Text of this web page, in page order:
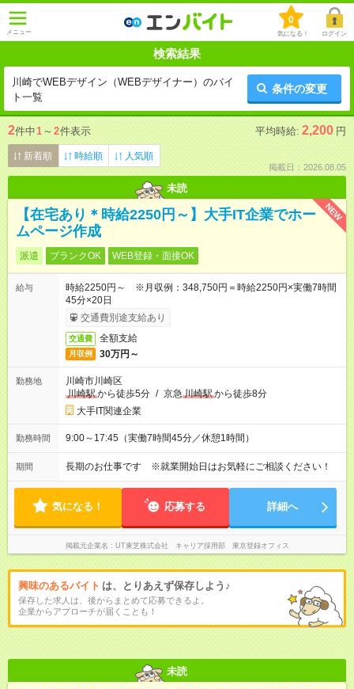
メニュー
0
気になる！ ログイン
検索結果
川崎でWEBデザイン（WEBデザイナー）のバイ
ト一覧
条件の変更
2件中1 ～ 2件表示 平均時給: 2,200 円
新着順 時給順 人気順
掲載日：2026.08.05
未読
NEW
【在宅あり＊時給2250円～】大手IT企業でホー
ムページ作成
派遣 ブランクOK WEB登録・面接OK
給与
時給2250円～ ※月収例：348,750円＝時給2250円×実働7時間
45分×20日
交通費別途支給あり
交通費 全額支給
月収例 30万円～
勤務地
川崎市川崎区
川崎駅から徒歩5分 / 京急 川崎駅から徒歩8分
大手IT関連企業
勤務時間 9:00～17:45（実働7時間45分／休憩1時間）
期間 長期のお仕事です ※就業開始日はお気軽にご相談ください！
気になる！ 応募する 詳細へ
掲載元企業名 UT東芝株式会社 キャリア採用部 東京登録オフィス
興味のあるバイト は、とりあえず保存しよう♪
保存した求人は、後からまとめて応募できるよ。
企業からアプローチが届くことも！
未読